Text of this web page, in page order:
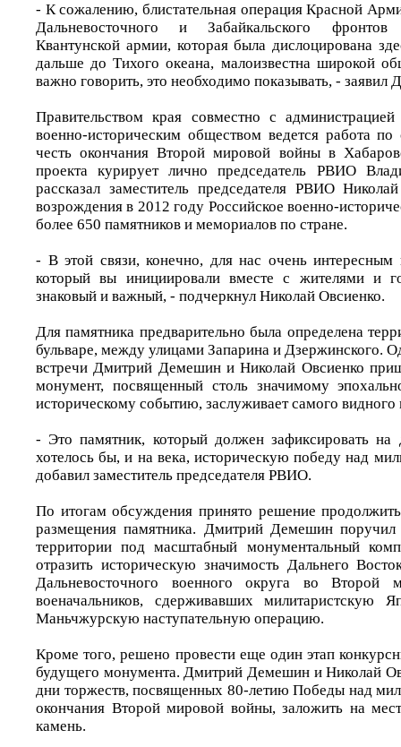
- К сожалению, блистательная операция Красной
Дальневосточного и Забайкальского
Квантунской армии, которая была дислоцирована
дальше до Тихого океана, малоизвестна широкой
важно говорить, это необходимо показывать, -
Правительством края совместно с
военно-историческим обществом ведется работа
честь окончания Второй мировой войны в
проекта курирует лично председатель РВИО
рассказал заместитель председателя РВИО
возрождения в 2012 году Российское военно-
более 650 памятников и мемориалов по стране.
- В этой связи, конечно, для нас очень интересным
который вы инициировали вместе с жителями и
знаковый и важный, - подчеркнул Николай Овсиенко.
Для памятника предварительно была определена
бульваре, между улицами Запарина и Дзержинского.
встречи Дмитрий Демешин и Николай Овсиенко
монумент, посвященный столь значимому
историческому событию, заслуживает самого видного
- Это памятник, который должен зафиксировать на
хотелось бы, и на века, историческую победу над
добавил заместитель председателя РВИО.
По итогам обсуждения принято решение
размещения памятника. Дмитрий Демешин поручил
территории под масштабный монументальный
отразить историческую значимость Дальнего
Дальневосточного военного округа во Второй
военачальников, сдерживавших милитаристскую
Маньчжурскую наступательную операцию.
Кроме того, решено провести еще один этап
будущего монумента. Дмитрий Демешин и Николай
дни торжеств, посвященных 80-летию Победы над
окончания Второй мировой войны, заложить на
камень.